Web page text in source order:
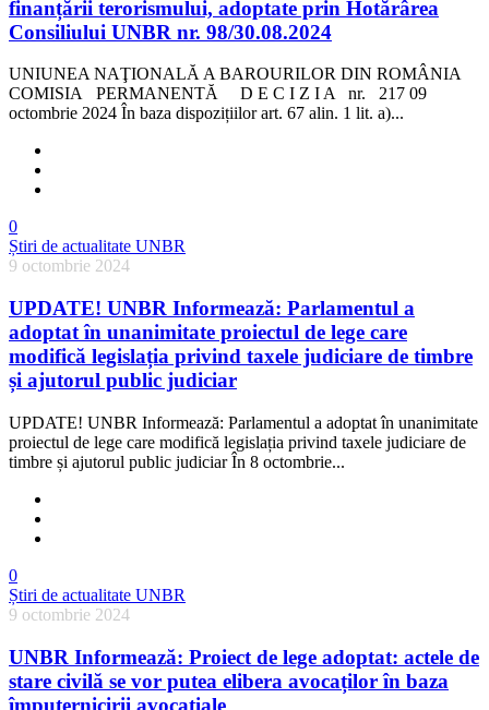
finanțării terorismului, adoptate prin Hotărârea
Consiliului UNBR nr. 98/30.08.2024
UNIUNEA NAŢIONALĂ A BAROURILOR DIN ROMÂNIA
COMISIA PERMANENTĂ D E C I Z I A nr. 217 09
octombrie 2024 În baza dispozițiilor art. 67 alin. 1 lit. a)...
0
Știri de actualitate UNBR
9 octombrie 2024
UPDATE! UNBR Informează: Parlamentul a
adoptat în unanimitate proiectul de lege care
modifică legislația privind taxele judiciare de timbre
și ajutorul public judiciar
UPDATE! UNBR Informează: Parlamentul a adoptat în unanimitate
proiectul de lege care modifică legislația privind taxele judiciare de
timbre și ajutorul public judiciar În 8 octombrie...
0
Știri de actualitate UNBR
9 octombrie 2024
UNBR Informează: Proiect de lege adoptat: actele de
stare civilă se vor putea elibera avocaților în baza
împuternicirii avocațiale